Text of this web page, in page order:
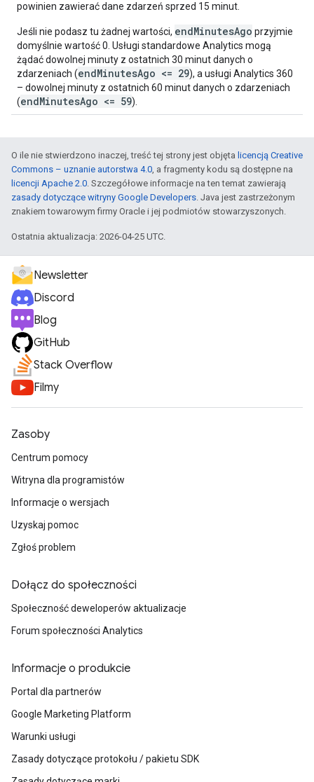
powinien zawierać dane zdarzeń sprzed 15 minut.
Jeśli nie podasz tu żadnej wartości, endMinutesAgo przyjmie
domyślnie wartość 0. Usługi standardowe Analytics mogą
żądać dowolnej minuty z ostatnich 30 minut danych o
zdarzeniach (endMinutesAgo <= 29), a usługi Analytics 360
– dowolnej minuty z ostatnich 60 minut danych o zdarzeniach
(endMinutesAgo <= 59).
O ile nie stwierdzono inaczej, treść tej strony jest objęta licencją Creative
Commons – uznanie autorstwa 4.0, a fragmenty kodu są dostępne na
licencji Apache 2.0. Szczegółowe informacje na ten temat zawierają
zasady dotyczące witryny Google Developers. Java jest zastrzeżonym
znakiem towarowym firmy Oracle i jej podmiotów stowarzyszonych.
Ostatnia aktualizacja: 2026-04-25 UTC.
Newsletter
Discord
Blog
GitHub
Stack Overflow
Filmy
Zasoby
Centrum pomocy
Witryna dla programistów
Informacje o wersjach
Uzyskaj pomoc
Zgłoś problem
Dołącz do społeczności
Społeczność deweloperów aktualizacje
Forum społeczności Analytics
Informacje o produkcie
Portal dla partnerów
Google Marketing Platform
Warunki usługi
Zasady dotyczące protokołu / pakietu SDK